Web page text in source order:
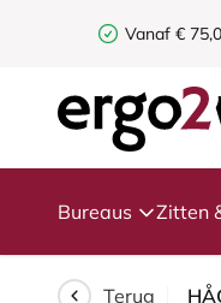
Vanaf €
Bureaus Zitten
Terug